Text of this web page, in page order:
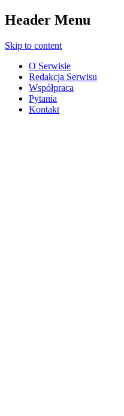
Header Menu
Skip to content
O Serwisie
Redakcja Serwisu
Współpraca
Pytania
Kontakt